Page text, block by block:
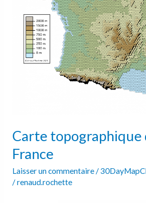
Carte topographique
France
Laisser un commentaire/
/renaud.rochette